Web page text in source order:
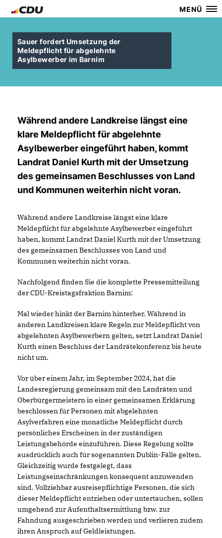
MENÜ
Sauer fordert Umsetzung der
Meldepflicht für abgelehnte
Asylbewerber im Barnim
Während andere Landkreise längst eine
klare Meldepflicht für abgelehnte
Asylbewerber eingeführt haben, kommt
Landrat Daniel Kurth mit der Umsetzung
des gemeinsamen Beschlusses von Land
und Kommunen weiterhin nicht voran.
Während andere Landkreise längst eine klare
Meldepflicht für abgelehnte Asylbewerber eingeführt
haben, kommt Landrat Daniel Kurth mit der Umsetzung
des gemeinsamen Beschlusses von Land und
Kommunen weiterhin nicht voran.
Nachfolgend finden Sie die komplette Pressemitteilung
der CDU-Kreistagsfraktion Barnim:
Mal wieder hinkt der Barnim hinterher. Während in
anderen Landkreisen klare Regeln zur Meldepflicht von
abgelehnten Asylbewerbern gelten, setzt Landrat Daniel
Kurth einen Beschluss der Landrätekonferenz bis heute
nicht um.
Vor über einem Jahr, im September 2024, hat die
Landesregierung gemeinsam mit den Landräten und
Oberbürgermeistern in einer gemeinsamen Erklärung
beschlossen für Personen mit abgelehnten
Asylverfahren eine monatliche Meldepflicht durch
persönliches Erscheinen in der zuständigen
Leistungsbehörde einzuführen. Diese Regelung sollte
ausdrücklich auch für sogenannten Dublin-Fälle gelten.
Gleichzeitig wurde festgelegt, dass
Leistungseinschränkungen konsequent anzuwenden
sind. Vollziehbar ausreisepflichtige Personen, die sich
dieser Meldepflicht entziehen oder untertauchen, sollen
umgehend zur Aufenthaltsermittlung bzw. zur
Fahndung ausgeschrieben werden und verlieren zudem
ihren Anspruch auf Geldleistungen.